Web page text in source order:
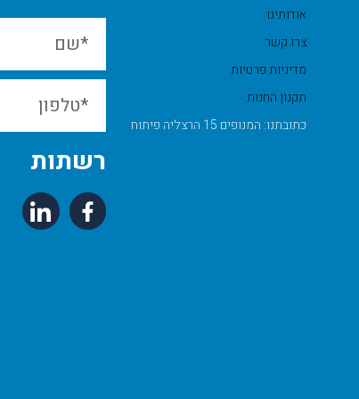
אודותינו
צרו קשר
מדיניות פרטיות
תקנון החנות
כתובתנו: המנופים 15 הרצליה פיתוח
רשתות